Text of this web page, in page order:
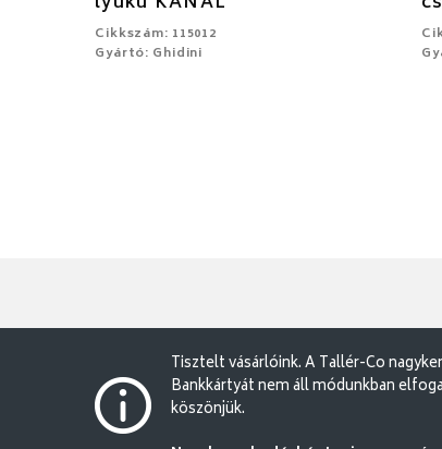
Cikkszám: 115012
Gyártó: Ghidini
Tisztelt vásárlóink. A Tallér-Co
Bankkártyát nem áll módunkban
köszönjük.